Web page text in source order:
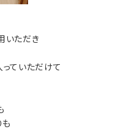
いただき
ていただけて